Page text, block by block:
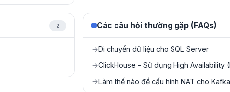
2 Các câu hỏi thường gặp (FAQs)
→Di chuyển dữ liệu cho SQL Server
→ClickHouse - Sử dụng High Availability
→Làm thế nào để cấu hình NAT cho